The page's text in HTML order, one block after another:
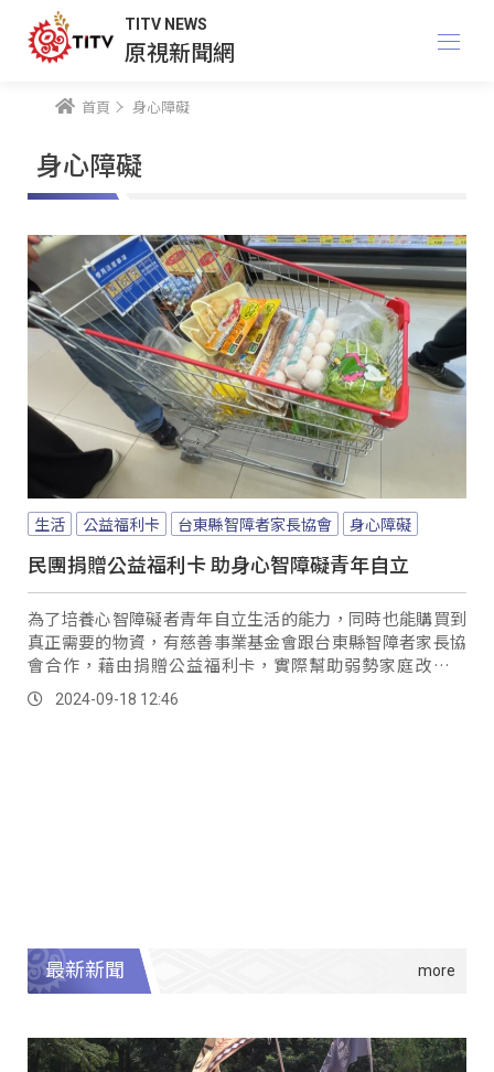
TITV NEWS
原視新聞網
首頁 身心障礙
身心障礙
生活 公益福利卡 台東縣智障者家長協會 身心障礙
民團捐贈公益福利卡 助身心智障礙青年自立
為了培養心智障礙者青年自立生活的能力，同時也能購買到
真正需要的物資，有慈善事業基金會跟台東縣智障者家長協
會合作，藉由捐贈公益福利卡，實際幫助弱勢家庭改善生
活。2024-09-18 12:46
最新新聞